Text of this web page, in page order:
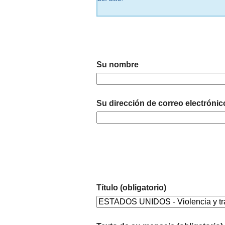
Su nombre
Su dirección de correo
Título (obligatorio)